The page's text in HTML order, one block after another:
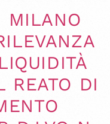
MILANO
REATO DI